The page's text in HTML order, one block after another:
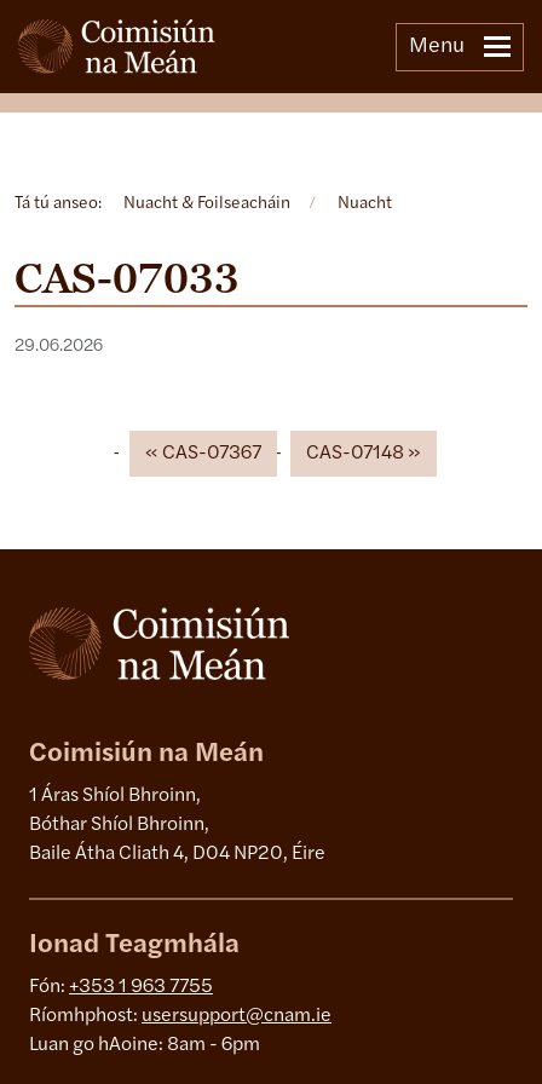
Menu
Tá tú anseo: Nuacht & Foilseacháin / Nuacht
CAS-07033
29.06.2026
CAS-07367 CAS-07148
Open side menu
Coimisiún na Meán
1 Áras Shíol Bhroinn,
Bóthar Shíol Bhroinn,
Baile Átha Cliath 4, D04 NP20, Éire
Ionad Teagmhála
Fón: +353 1 963 7755
Ríomhphost: usersupport@cnam.ie
Luan go hAoine: 8am - 6pm